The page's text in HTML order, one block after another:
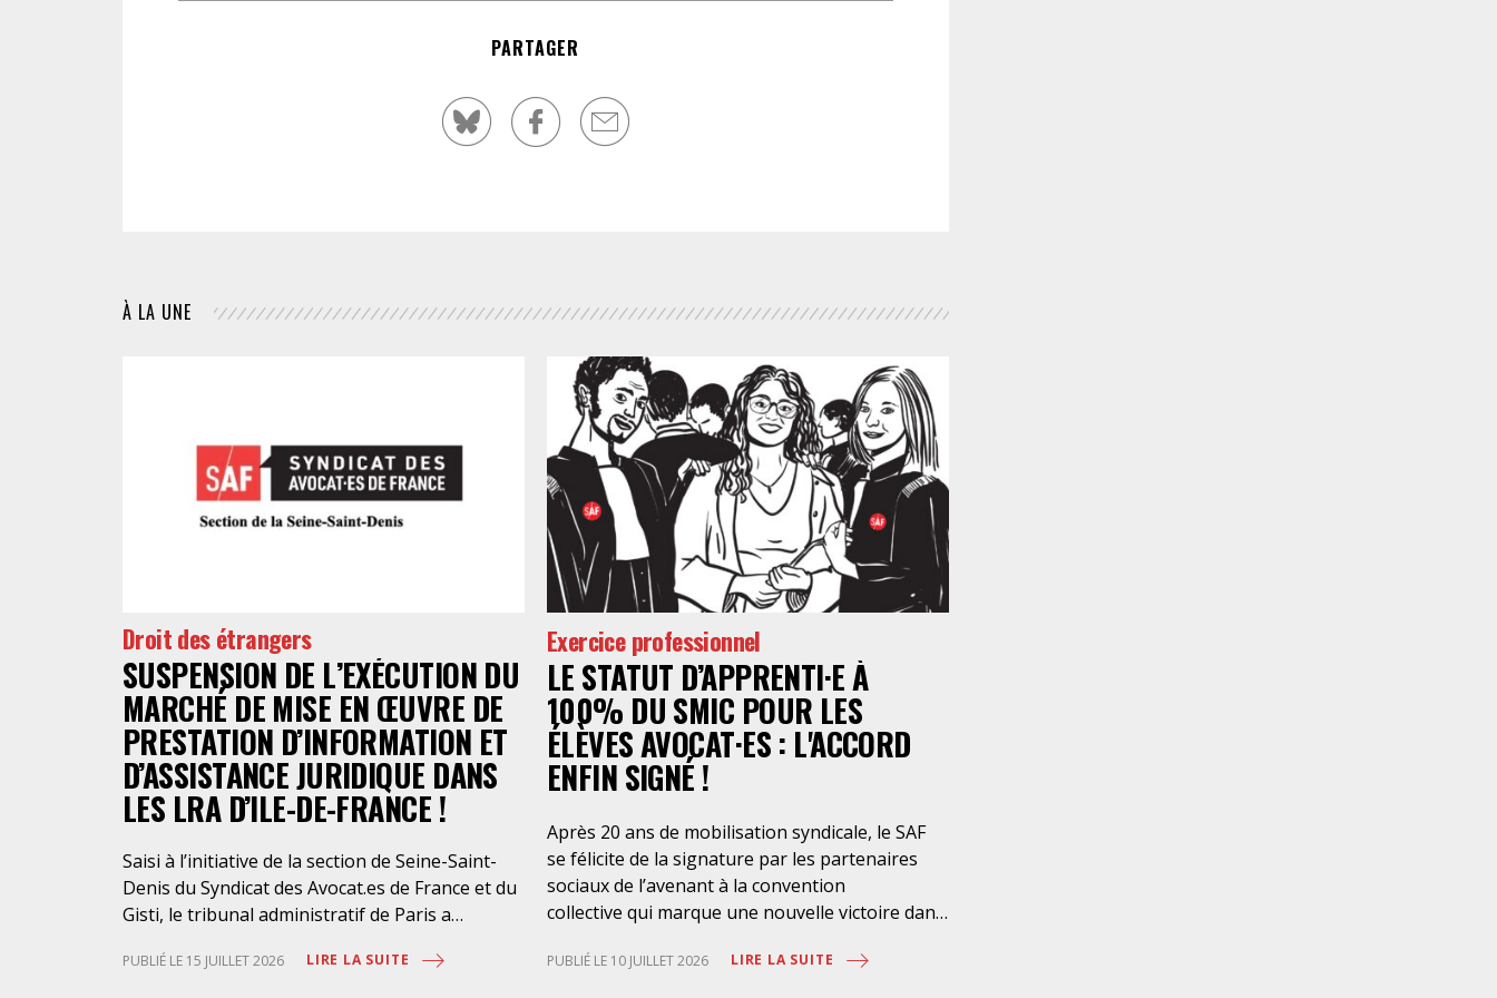
PARTAGER
À LA UNE
Droit des étrangers
SUSPENSION DE L’EXÉCUTION DU
MARCHÉ DE MISE EN ŒUVRE DE
PRESTATION D’INFORMATION ET
D’ASSISTANCE JURIDIQUE DANS
LES LRA D’ILE-DE-FRANCE !
Saisi à l’initiative de la section de Seine-Saint-
Denis du Syndicat des Avocat.es de France et du
Gisti, le tribunal administratif de Paris a
marché public visant à la « mise en œuvre de
PUBLIÉ LE 15 JUILLET 2026 LIRE LA SUITE
Exercice professionnel
LE STATUT D’APPRENTI·E À
100% DU SMIC POUR LES
ÉLÈVES AVOCAT·ES : L'ACCORD
ENFIN SIGNÉ !
Après 20 ans de mobilisation syndicale, le SAF
se félicite de la signature par les partenaires
sociaux de l’avenant à la convention
collective qui marque une nouvelle victoire dans
des élèves-avocat·es, avec une rémunération à
PUBLIÉ LE 10 JUILLET 2026 LIRE LA SUITE